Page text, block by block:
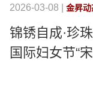
2026-03-08 | 金昇动
锦锈自成·珍
国际妇女节“